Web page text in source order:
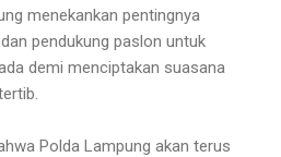
menekankan pentingnya
pendukung paslon untuk
demi menciptakan suasana
Polda Lampung akan terus